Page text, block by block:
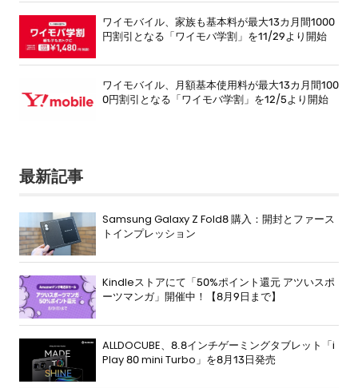
ワイモバイル、家族も基本料が最大13カ月間1000
円割引となる「ワイモバ学割」を11/29より開始
ワイモバイル、月額基本使用料が最大13カ月間100
0円割引となる「ワイモバ学割」を12/5より開始
最新記事
Samsung Galaxy Z Fold8 購入：開封とファース
トインプレッション
Kindleストアにて「50%ポイント還元 アツいスポ
ーツマンガ」開催中！【8月9日まで】
ALLDOCUBE、8.8インチゲーミングタブレット「i
Play 80 mini Turbo」を8月13日発売